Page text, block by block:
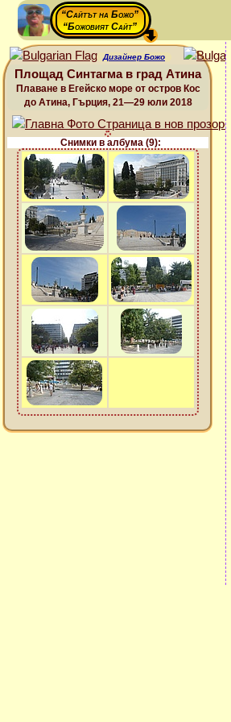
“Сайтът на Божо”
“Божовият Сайт”
Дизайнер Божо
Площад Синтагма в град Атина
Плаване в Егейско море от остров Кос
до Атина, Гърция, 21—29 юли 2018
Снимки в албума (9):